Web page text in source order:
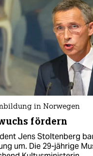
in Norwegen
fördern
Jens Stoltenberg
um. Die 29-jährige